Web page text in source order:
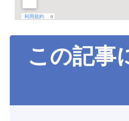
この記事